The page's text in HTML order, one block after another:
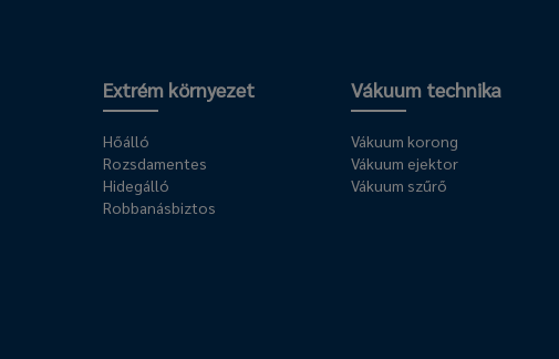
Extrém környezet
Hőálló
Rozsdamentes
Hidegálló
Robbanásbiztos
Vákuum technika
Vákuum korong
Vákuum ejektor
Vákuum szűrő